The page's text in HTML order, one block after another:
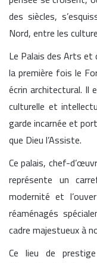
des siècles,
Nord, entre les
Le Palais des Arts et
la première fois le
écrin architectural. Il
culturelle et
garde incarnée et
que Dieu l’Assiste.
Ce palais, chef-
représente un
modernité et
réaménagés
cadre majestueux à
Ce lieu de